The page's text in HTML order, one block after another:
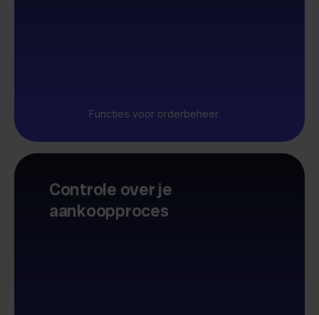
Functies voor orderbeheer
Controle over je
aankoopproces